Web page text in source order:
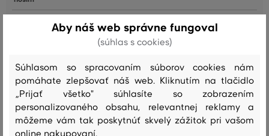
Veľkosť zodpovedá veľkosti, ktorú
nosím
Veľkosť je oveľa väčšia ako nosím 0
Aby náš web správne fungoval
(súhlas s cookies)
Súhlasom so spracovaním súborov cookies nám
pomáhate zlepšovať náš web. Kliknutím na tlačidlo
„Prijať všetko" súhlasíte so zobrazením
personalizovaného obsahu, relevantnej reklamy a
môžeme vám tak poskytnúť skvelý zážitok pri vašom
online nakupovaní.